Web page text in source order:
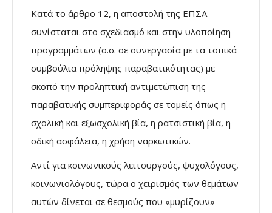
Κατά το άρθρο 12, η αποστολή της ΕΠΣΑ
συνίσταται στο σχεδιασμό και στην υλοποίηση
προγραμμάτων (σ.σ. σε συνεργασία με τα τοπικά
συμβούλια πρόληψης παραβατικότητας) με
σκοπό την προληπτική αντιμετώπιση της
παραβατικής συμπεριφοράς σε τομείς όπως η
σχολική και εξωσχολική βία, η ρατσιστική βία, η
οδική ασφάλεια, η χρήση ναρκωτικών.
Αντί για κοινωνικούς λειτουργούς, ψυχολόγους,
κοινωνιολόγους, τώρα ο χειρισμός των θεμάτων
αυτών δίνεται σε θεσμούς που «μυρίζουν»